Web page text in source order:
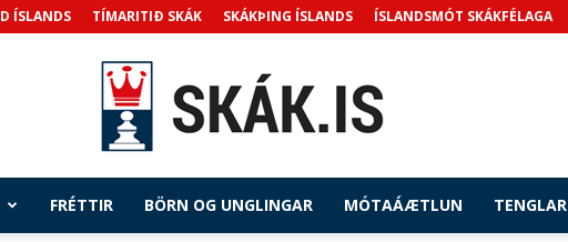
ÍSLANDS TÍMARITIÐ SKÁK SKÁKÞING ÍSLANDS ÍSLANDSMÓT SKÁKFÉLAGA
FRÉTTIR BÖRN OG UNGLINGAR MÓTAÁÆTLUN TENGLAR